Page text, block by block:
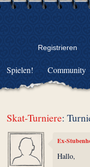
Registrieren
Community
Spielen!
Skat-Turniere:
Ex-
Hallo,